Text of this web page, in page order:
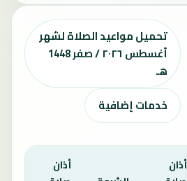
تحميل مواعيد الصلاة لشهر
أغسطس ٢٠٢٦ / صفر 1448
هـ
خدمات إضافية
أذان
أذان